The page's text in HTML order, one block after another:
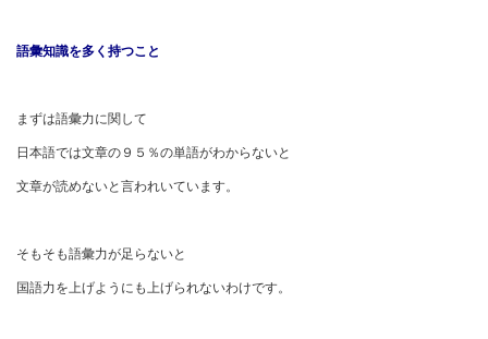
語彙知識を多く持つこと
まずは語彙力に関して
日本語では文章の９５％の単語がわからないと
文章が読めないと言われいています。
そもそも語彙力が足らないと
国語力を上げようにも上げられないわけです。